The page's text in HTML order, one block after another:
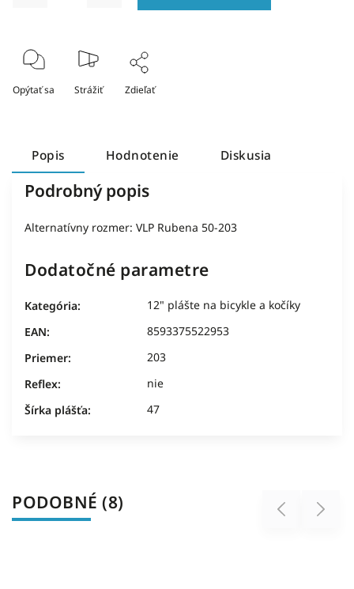
Opýtať sa Strážiť Zdieľať
Popis Hodnotenie Diskusia
Podrobný popis
Alternatívny rozmer: VLP Rubena 50-203
Dodatočné parametre
Kategória:
12" plášte na bicykle a kočíky
EAN:
8593375522953
Priemer:
203
Reflex:
nie
Šírka plášťa: 47
PODOBNÉ (8) Previous Next